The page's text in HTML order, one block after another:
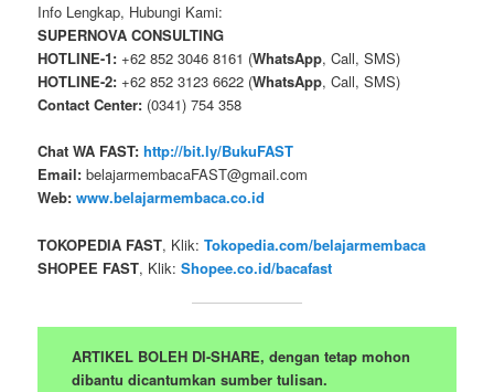
Info Lengkap, Hubungi Kami:
SUPERNOVA CONSULTING
HOTLINE-1: +62 852 3046 8161 (WhatsApp, Call, SMS)
HOTLINE-2: +62 852 3123 6622 (WhatsApp, Call, SMS)
Contact Center: (0341) 754 358
Chat WA FAST: http://bit.ly/BukuFAST
Email: belajarmembacaFAST@gmail.com
Web: www.belajarmembaca.co.id
TOKOPEDIA FAST, Klik:Tokopedia.com/belajarmembaca
SHOPEE FAST, Klik:Shopee.co.id/bacafast
ARTIKEL BOLEH DI-SHARE, dengan tetap mohon
dibantu dicantumkan sumber tulisan.